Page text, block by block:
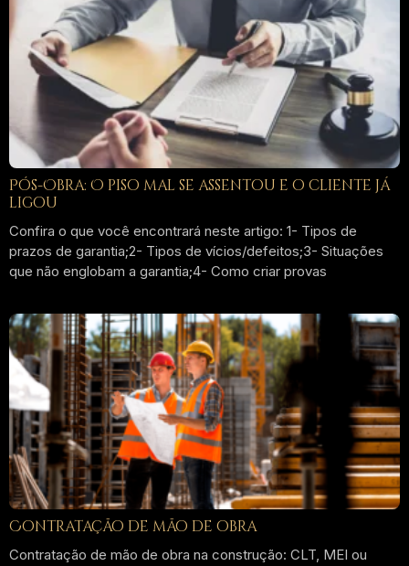
Pós-Obra: O piso mal se assentou e o cliente já
ligou
Confira o que você encontrará neste artigo: 1- Tipos de
prazos de garantia;2- Tipos de vícios/defeitos;3- Situações
que não englobam a garantia;4- Como criar provas
Contratação de mão de obra
Contratação de mão de obra na construção: CLT, MEI ou